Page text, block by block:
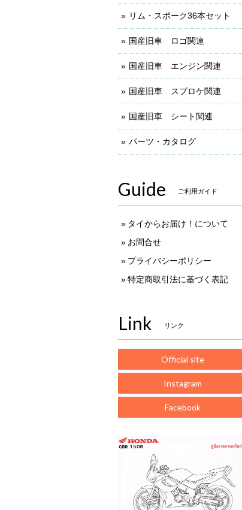
リム・スポーク36本セット
国産旧車 ロゴ関連
国産旧車 エンジン関連
国産旧車 スプロケ関連
国産旧車 シート関連
パーツ・カタログ
Guide ご利用ガイド
タイからお届け！について
お問合せ
プライバシーポリシー
特定商取引法に基づく表記
Link リンク
Official site
Instagram
Facebook